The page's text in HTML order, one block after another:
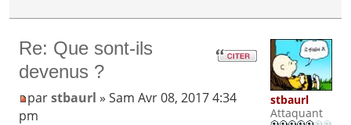
Re: Que sont-ils
devenus ?
parstbaurl » Sam Avr 08, 2017 4:34
pm
stbaurl
Attaquant